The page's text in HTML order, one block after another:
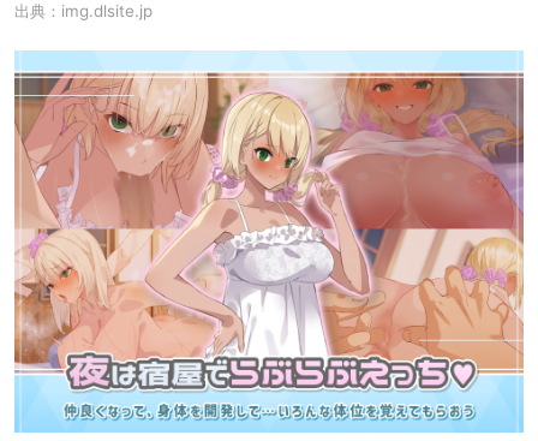
出典： img.dlsite.jp